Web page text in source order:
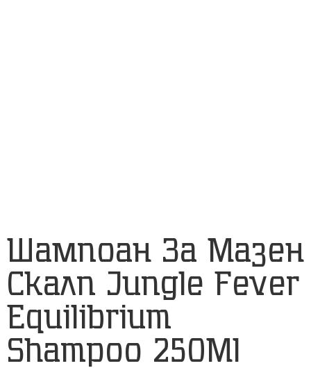
Шампоан За Мазен
Скалп Jungle Fever
Equilibrium
Shampoo 250Ml